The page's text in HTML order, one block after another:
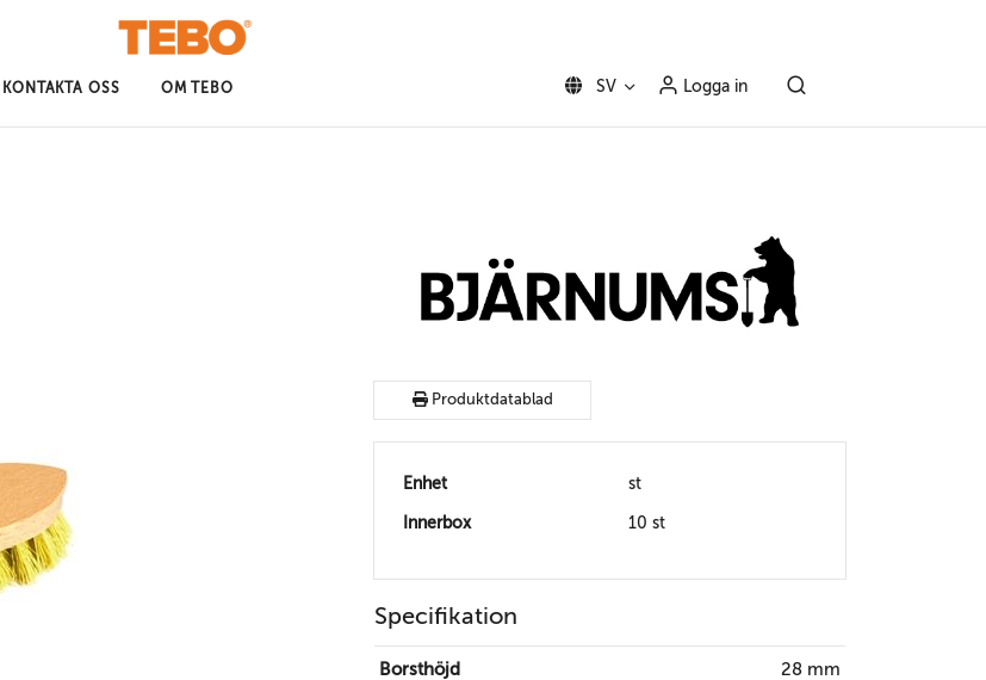
KONTAKTA OSS OM TEBO SV Logga in
Produktdatablad
Enhet st
Innerbox 10 st
Specifikation
Borsthöjd 28 mm